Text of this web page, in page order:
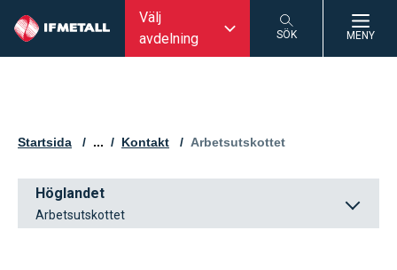
Välj
avdelning
SÖK MENY
Startsida ... Kontakt Aktuell sida:
Arbetsutskottet
Höglandet
Arbetsutskottet